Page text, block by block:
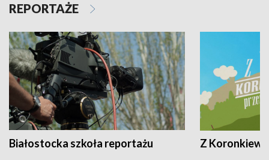
REPORTAŻE
Białostocka szkoła reportażu Z